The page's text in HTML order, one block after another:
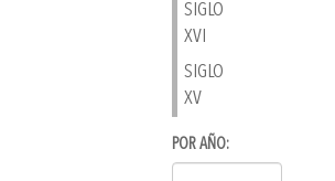
SIGLO
XVI
SIGLO
XV
POR AÑO: